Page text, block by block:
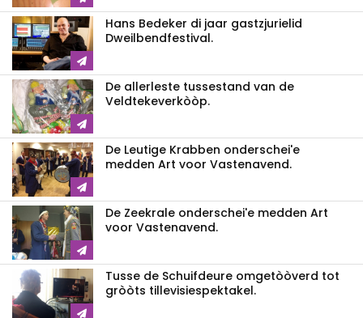
Hans Bedeker di jaar gastzjurielid
Dweilbendfestival.
De allerleste tussestand van de
Veldtekeverkòòp.
De Leutige Krabben onderschei'e
medden Art voor Vastenavend.
De Zeekrale onderschei'e medden Art
voor Vastenavend.
Tusse de Schuifdeure omgetòòverd tot
gròòts tillevisiespektakel.